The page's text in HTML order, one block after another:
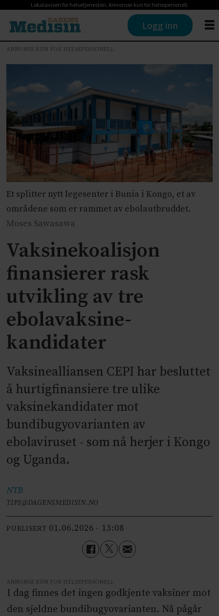
Lokalavisen for helsetjenesten. Annonser kun for helsepersonell.
Logg inn
ANNONSE KUN FOR HELSEPERSONELL
Et splitter nytt legesenter i Bunia i Kongo, et av
områdene som er rammet av ebolautbruddet.
Moses Sawasawa
Vaksinekoalisjon
finansierer rask
utvikling av tre
ebolavaksine-
kandidater
Vaksinealliansen CEPI har besluttet
å hurtigfinansiere tre ulike
vaksinekandidater mot
bundibugyovarianten av
ebolaviruset - som nå herjer i Kongo
og Uganda.
NTB
TIPS@DAGENSMEDISIN.NO
PUBLISERT 01.06.2026 - 13:08
ANNONSE KUN FOR HELSEPERSONELL
I dag finnes det ingen godkjente vaksiner mot
den sjeldne bundibugyovarianten. Nå pågår